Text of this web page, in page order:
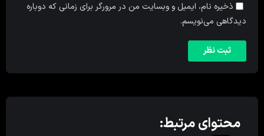
ذخیره نام، ایمیل و وبسایت من در مرورگر برای زمانی که دوباره
دیدگاهی می‌نویسم.
محتوای مرتبط: